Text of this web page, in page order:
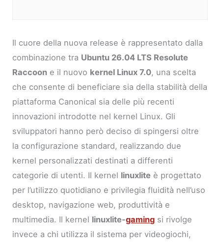
Il cuore della nuova release è rappresentato dalla
combinazione tra Ubuntu 26.04 LTS Resolute
Raccoon e il nuovo kernel Linux 7.0, una scelta
che consente di beneficiare sia della stabilità della
piattaforma Canonical sia delle più recenti
innovazioni introdotte nel kernel Linux. Gli
sviluppatori hanno però deciso di spingersi oltre
la configurazione standard, realizzando due
kernel personalizzati destinati a differenti
categorie di utenti. Il kernel linuxlite è progettato
per l’utilizzo quotidiano e privilegia fluidità nell’uso
desktop, navigazione web, produttività e
multimedia. Il kernel linuxlite-gaming si rivolge
invece a chi utilizza il sistema per videogiochi,